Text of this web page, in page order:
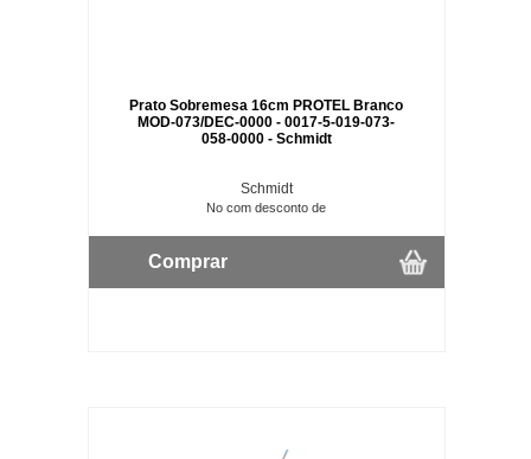
Prato Sobremesa 16cm PROTEL Branco
MOD-073/DEC-0000 - 0017-5-019-073-
058-0000 - Schmidt
Schmidt
No com desconto de
Comprar